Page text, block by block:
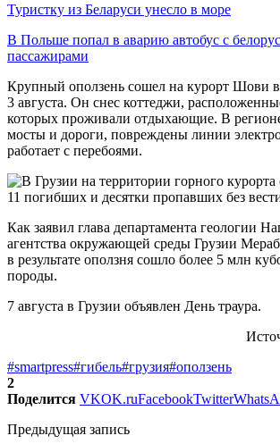
Туристку из Беларуси унесло в море
В Польше попал в аварию автобус с
пассажирами
Крупный оползень сошел на курорт Шови
3 августа. Он снес коттеджи,
которых проживали отдыхающие. В
мосты и дороги, повреждены линии
работает с перебоями.
Как заявил глава департамента геологии
агентства окружающей среды Грузии
в результате оползня сошло более 5 млн
породы.
7 августа в Грузии объявлен День траура.
#smartpress#гибель#грузия#оползень
2
Поделится VKOK.ruFacebookTwitter
Предыдущая запись